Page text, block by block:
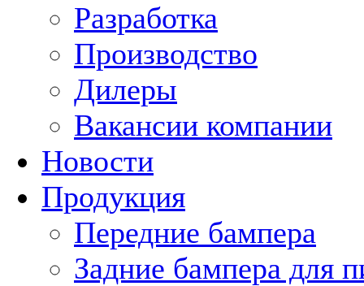
Разработка
Производство
Дилеры
Вакансии компании
Новости
Продукция
Передние бампера
Задние бампера для